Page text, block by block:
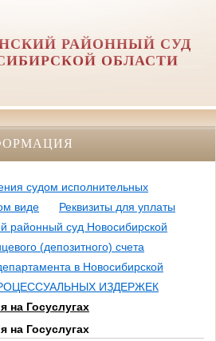
РАЙОННЫЙ СУД
ОБЛАСТИ
судом исполнительных
виде
Реквизиты для уплаты
районный суд Новосибирской
(депозитного) счета
в Новосибирской
ИЗДЕРЖЕК
на Госуслугах
на Госуслугах